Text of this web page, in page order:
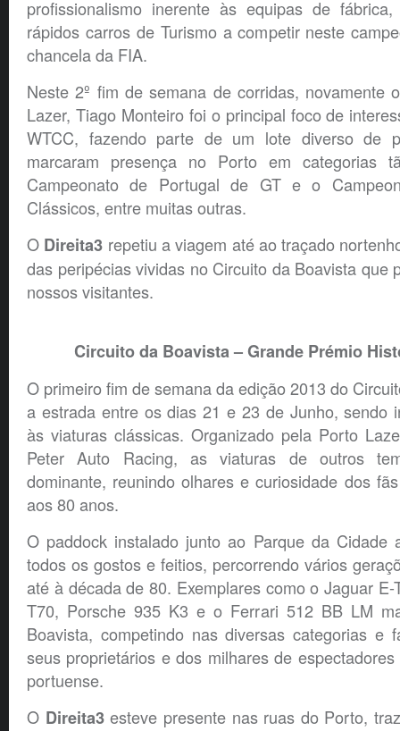
profissionalismo inerente às equipas de
rápidos carros de Turismo a competir neste
chancela da FIA.
Neste 2º fim de semana de corridas, novamente
Lazer, Tiago Monteiro foi o principal foco de
WTCC, fazendo parte de um lote diverso de
marcaram presença no Porto em categorias
Campeonato de Portugal de GT e o
Clássicos, entre muitas outras.
O Direita3 repetiu a viagem até ao traçado
das peripécias vividas no Circuito da Boavista que
nossos visitantes.
Circuito da Boavista – Grande Prémio
O primeiro fim de semana da edição 2013 do
a estrada entre os dias 21 e 23 de Junho, sendo
às viaturas clássicas. Organizado pela Porto
Peter Auto Racing, as viaturas de outros
dominante, reunindo olhares e curiosidade dos
aos 80 anos.
O paddock instalado junto ao Parque da Cidade
todos os gostos e feitios, percorrendo vários
até à década de 80. Exemplares como o Jaguar
T70, Porsche 935 K3 e o Ferrari 512 BB LM
Boavista, competindo nas diversas categorias e
seus proprietários e dos milhares de
portuense.
O Direita3esteve presente nas ruas do Porto,